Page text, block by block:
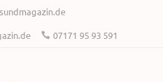
07171 95 93 591